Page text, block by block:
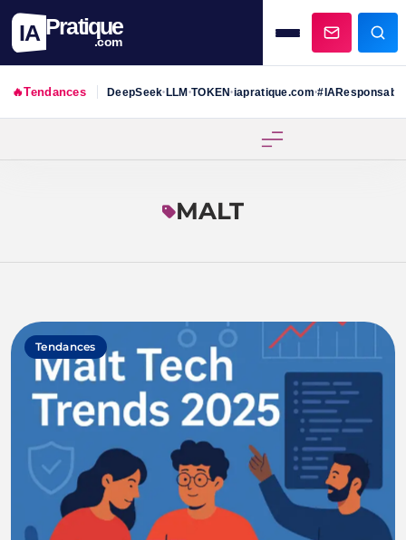
IA Pratique
.com
🔥Tendances DeepSeek•LLM•TOKEN•iapratique.com•#IAResponsable
MALT
Tendances